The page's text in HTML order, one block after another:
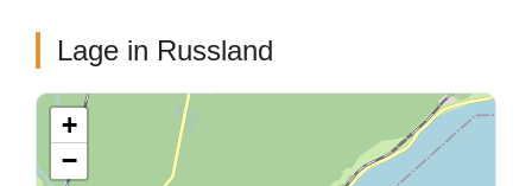
Lage in Russland
+
−